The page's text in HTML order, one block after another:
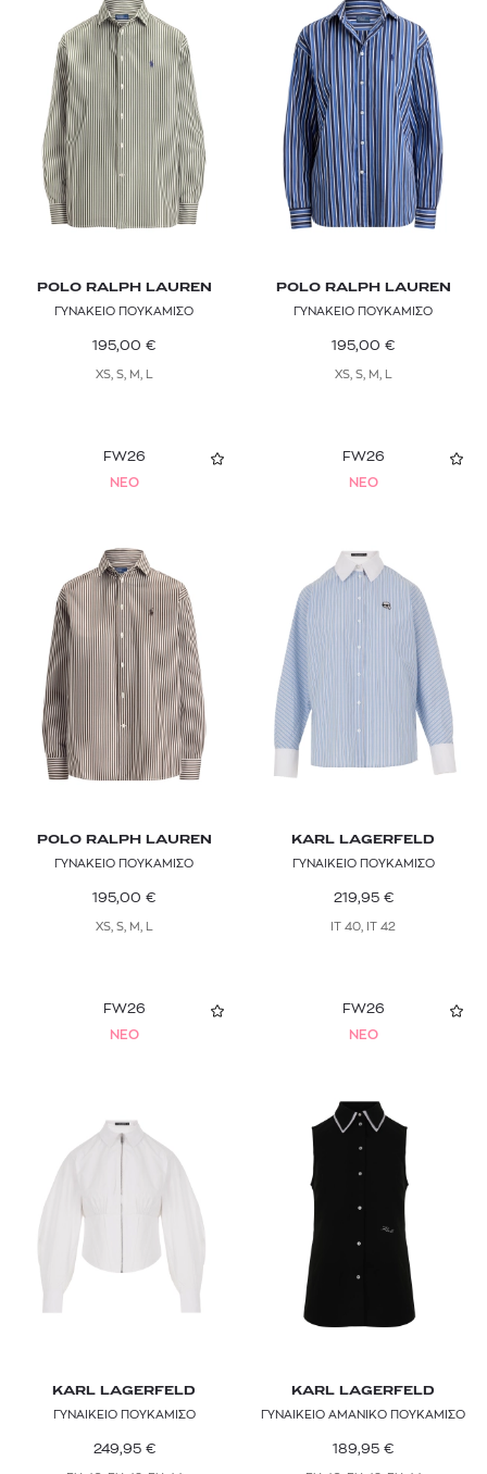
POLO RALPH LAUREN
ΓΥΝΑΚΕΙΟ ΠΟΥΚΑΜΙΣΟ
195,00 €
XS, S, M, L
POLO RALPH LAUREN
ΓΥΝΑΚΕΙΟ ΠΟΥΚΑΜΙΣΟ
195,00 €
XS, S, M, L
FW26
NEO
POLO RALPH LAUREN
ΓΥΝΑΚΕΙΟ ΠΟΥΚΑΜΙΣΟ
195,00 €
XS, S, M, L
FW26
NEO
KARL LAGERFELD
ΓΥΝΑΙΚΕΙΟ ΠΟΥΚΑΜΙΣΟ
219,95 €
IT 40, IT 42
FW26
NEO
KARL LAGERFELD
ΓΥΝΑΙΚΕΙΟ ΠΟΥΚΑΜΙΣΟ
249,95 €
FW26
NEO
KARL LAGERFELD
ΓΥΝΑΙΚΕΙΟ ΑΜΑΝΙΚΟ ΠΟΥΚΑΜΙΣΟ
189,95 €